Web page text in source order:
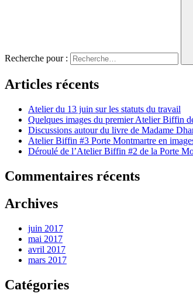
Recherche pour :
Articles récents
Atelier du 13 juin sur les statuts du travail
Quelques images du premier Atelier Biffin
Discussions autour du livre de Madame
Atelier Biffin #3 Porte Montmartre en
Déroulé de l’Atelier Biffin #2 de la Porte
Commentaires récents
Archives
juin 2017
mai 2017
avril 2017
mars 2017
Catégories